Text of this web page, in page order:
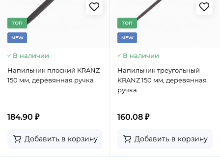
TОП
NEW
В наличии
Напильник плоский KRANZ
150 мм, деревянная ручка
184.90 ₽
Добавить в корзину
TОП
NEW
В наличии
Напильник треугольный
KRANZ 150 мм, деревянная
ручка
160.08 ₽
Добавить в корзину